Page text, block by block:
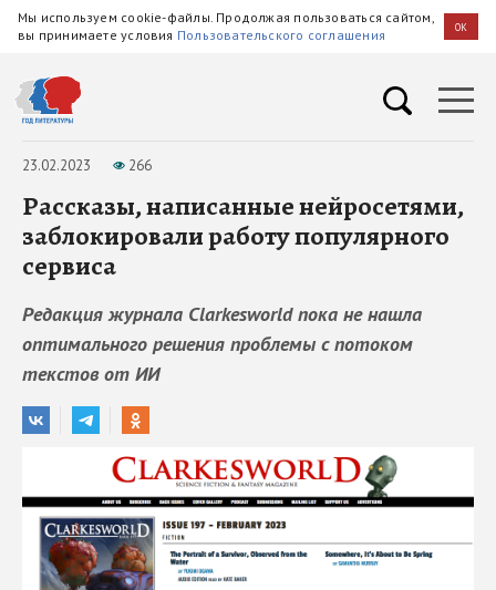
Мы используем cookie-файлы. Продолжая пользоваться сайтом,
вы принимаете условия Пользовательского соглашения OK
23.02.2023 266
Рассказы, написанные нейросетями,
заблокировали работу популярного
сервиса
Редакция журнала Clarkesworld пока не нашла
оптимального решения проблемы с потоком
текстов от ИИ